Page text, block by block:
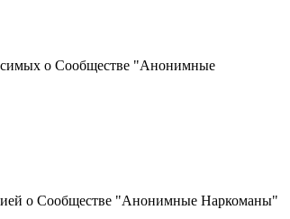
о Сообществе "Анонимные
о Сообществе "Анонимные Наркоманы"